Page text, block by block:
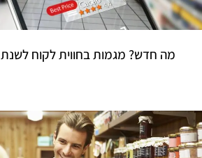
מה חדש? מגמות בחווית לקוח לשנת 2022